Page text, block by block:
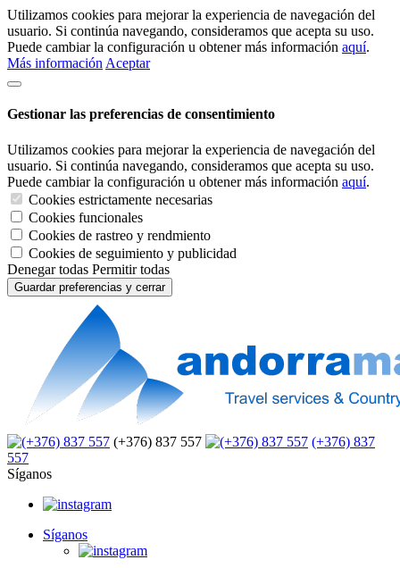
Utilizamos cookies para mejorar la experiencia de navegación del
usuario. Si continúa navegando, consideramos que acepta su uso.
Puede cambiar la configuración u obtener más información aquí.
Más información Aceptar
Gestionar las preferencias de consentimiento
Utilizamos cookies para mejorar la experiencia de navegación del
usuario. Si continúa navegando, consideramos que acepta su uso.
Puede cambiar la configuración u obtener más información aquí.
Cookies estrictamente necesarias
Cookies funcionales
Cookies de rastreo y rendmiento
Cookies de seguimiento y publicidad
Denegar todas Permitir todas
Guardar preferencias y cerrar
(+376) 837 557
(+376) 837
557
Síganos
Síganos